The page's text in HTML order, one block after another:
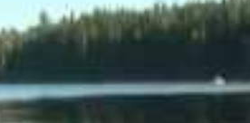
des espaces
peut être
comme des
bains
l’expérience de ses hôtes.